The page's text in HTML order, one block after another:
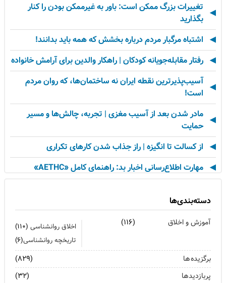
تغییرات بزرگ ممکن است: باور به غیرممکن بودن را کنار
بگذارید
اشتباه مرگبار مردم درباره بخشش که همه باید بدانند!
رفتار مقابله‌جویانه کودکان | راهکار والدین برای آرامش خانواده
آسیب‌پذیرترین نقطه ایران نه ساختمان‌ها، که روان مردم
است!
مادر شدن بعد از آسیب مغزی | تجربه، چالش‌ها و مسیر
حمایت
از کسالت تا انگیزه | راز جذاب شدن کارهای تکراری
مهارت اطلاع‌رسانی اخبار بد: راهنمای کامل «AETHC»
رهبران خاکستری | وقتی خم کردن قوانین، قدرت می‌آورد
فناوری‌های نوین جایگزین تجربه انسانی در روان‌شناسی
روان‌شناسی زرد | جاذبه‌ها، چالش‌ها و آسیب‌ها
دسته‌بندی‌ها
آموزش و اخلاق (۱۱۶) اخلاق روانشناسی (۱۱۰)
تاریخچه روانشناسی(۶)
برگزیده ها
(۸۲۹)
پربازدیدها
(۳۲)